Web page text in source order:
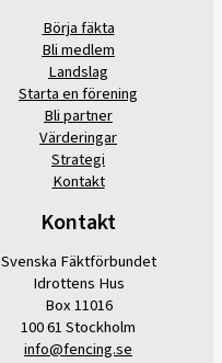
Börja fäkta
Bli medlem
Landslag
Starta en förening
Bli partner
Värderingar
Strategi
Kontakt
Kontakt
Svenska Fäktförbundet
Idrottens Hus
Box 11016
100 61 Stockholm
info@fencing.se